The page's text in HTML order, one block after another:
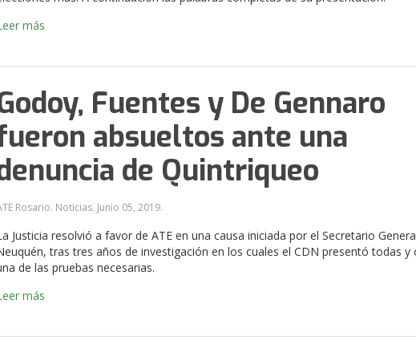
más
Fuentes y De Gennaro
absueltos ante una
de Quintriqueo
Rosario. Noticias. Junio 05, 2019.
Justicia resolvió a favor de ATE en una causa iniciada por el Secretario
tras tres años de investigación en los cuales el CDN presentó todas y
de las pruebas necesarias.
más